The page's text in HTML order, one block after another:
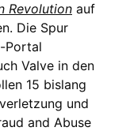
Revolution auf
Die Spur
Portal
Valve in den
15 bislang
und
and Abuse